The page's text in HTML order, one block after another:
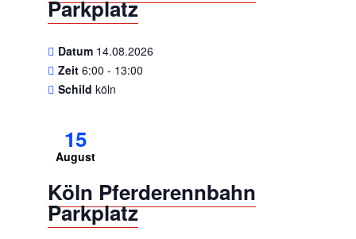
Parkplatz
Datum 14.08.2026
Zeit 6:00 - 13:00
Schild köln
15
August
Köln Pferderennbahn
Parkplatz